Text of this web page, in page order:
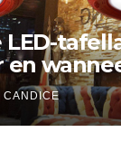
LED-
en
CANDICE